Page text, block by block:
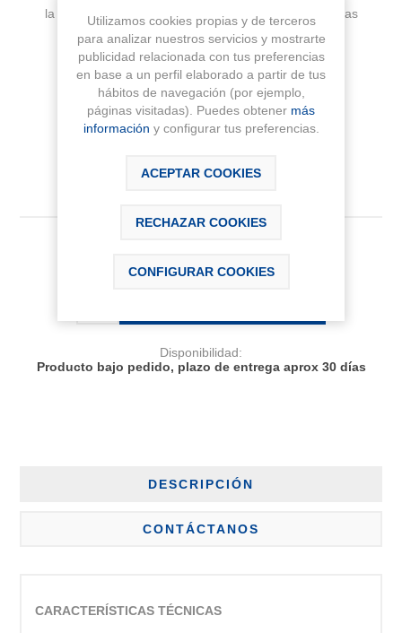
la izquierda y válvula 3½''. Forma rectangular. Medidas
860x500x180 mm
Fabricante: ROCA
Sku: A870N40860
Disponibilidad:
Producto bajo pedido, plazo de entrega aprox 30 días
DESCRIPCIÓN
CONTÁCTANOS
CARACTERÍSTICAS TÉCNICAS
Utilizamos cookies propias y de terceros
para analizar nuestros servicios y mostrarte
publicidad relacionada con tus preferencias
en base a un perfil elaborado a partir de tus
hábitos de navegación (por ejemplo,
páginas visitadas). Puedes obtener más
información y configurar tus preferencias.
ACEPTAR COOKIES
RECHAZAR COOKIES
CONFIGURAR COOKIES